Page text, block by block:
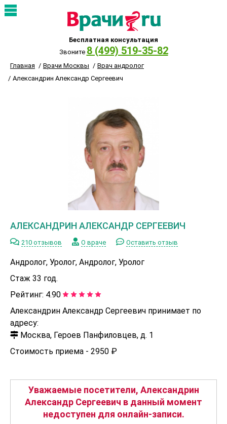
Бесплатная консультация
Звоните 8 (499) 519-35-82
Главная Врачи Москвы
Врач андролог
Александрин Александр Сергеевич
АЛЕКСАНДРИН АЛЕКСАНДР СЕРГЕЕВИЧ
210 отзывов О враче Оставить отзыв
Андролог, Уролог, Андролог, Уролог
Стаж 33 год.
Рейтинг: 4.90
Александрин Александр Сергеевич принимает по
адресу:
Москва, Героев Панфиловцев, д. 1
Стоимость приема - 2950 ₽
Уважаемые посетители, Александрин
Александр Сергеевич в данный момент
недоступен для онлайн-записи.